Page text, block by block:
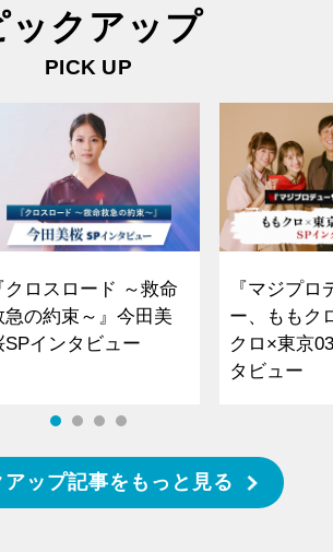
ックアップ
PICK UP
クロスロード ～救命
急の約束～』今田美
SPインタビュー
『マジプロ
ー、ももク
クロ×東京
タビュー
アップ記事をもっと見る